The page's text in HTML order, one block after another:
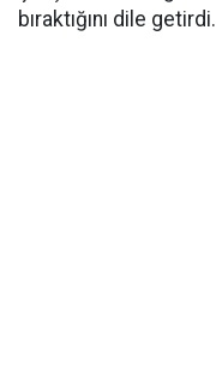
bıraktığını dile getirdi.